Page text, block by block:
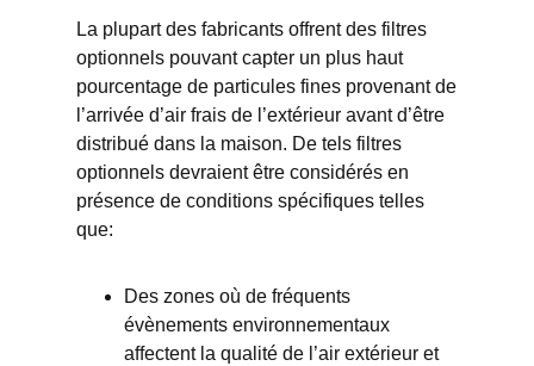
La plupart des fabricants offrent des filtres
optionnels pouvant capter un plus haut
pourcentage de particules fines provenant de
l’arrivée d’air frais de l’extérieur avant d’être
distribué dans la maison. De tels filtres
optionnels devraient être considérés en
présence de conditions spécifiques telles
que:
Des zones où de fréquents
évènements environnementaux
affectent la qualité de l’air extérieur et